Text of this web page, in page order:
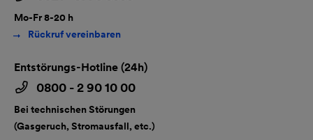
Mo-Fr 8-20 h
Rückruf vereinbaren
Entstörungs-Hotline (24h)
0800 - 2 90 10 00
Bei technischen Störungen
(Gasgeruch, Stromausfall, etc.)